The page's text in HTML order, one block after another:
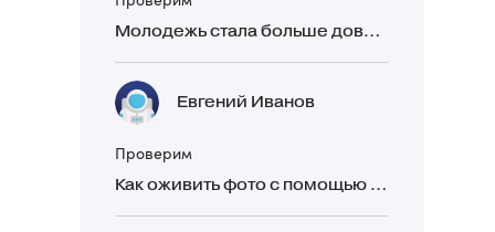
Молодежь стала больше доверять рекомендациям в закрытых Telegram-чатах, чем официальной рекламе
Евгений Иванов
Проверим
Как оживить фото с помощью нейросетей в 2026 году: 17 бесплатных онлайн-сервисов, приложений и ботов